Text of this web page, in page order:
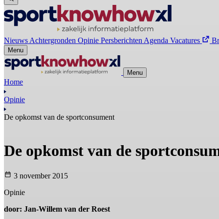
Nieuws Achtergronden Opinie Persberichten Agenda Vacatures
Menu
Menu
Home
Opinie
De opkomst van de sportconsument
De opkomst van de
3 november 2015
Opinie
door: Jan-Willem van der Roest